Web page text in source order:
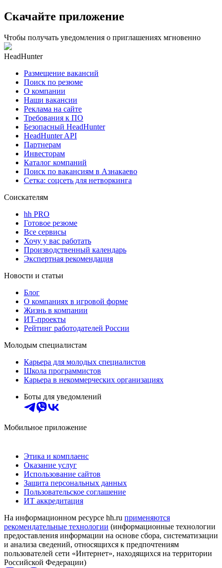
Скачайте приложение
Чтобы получать уведомления о приглашениях мгновенно
HeadHunter
Размещение вакансий
Поиск по резюме
О компании
Наши вакансии
Реклама на сайте
Требования к ПО
Безопасный HeadHunter
HeadHunter API
Партнерам
Инвесторам
Каталог компаний
Поиск по вакансиям в Азнакаево
Сетка: соцсеть для нетворкинга
Соискателям
hh PRO
Готовое резюме
Все сервисы
Хочу у вас работать
Производственный календарь
Экспертная рекомендация
Новости и статьи
Блог
О компаниях в игровой форме
Жизнь в компании
ИТ-проекты
Рейтинг работодателей России
Молодым специалистам
Карьера для молодых специалистов
Школа программистов
Карьера в некоммерческих организациях
Боты для уведомлений
Мобильное приложение
Этика и комплаенс
Оказание услуг
Использование сайтов
Защита персональных данных
Пользовательское соглашение
ИТ аккредитация
На информационном ресурсе hh.ru применяются
рекомендательные технологии (информационные технологии
предоставления информации на основе сбора, систематизации
и анализа сведений, относящихся к предпочтениям
пользователей сети «Интернет», находящихся на территории
Российской Федерации)